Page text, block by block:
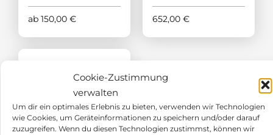
Cookie-Zustimmung
verwalten
Um dir ein optimales Erlebnis zu bieten, verwenden wir Technologien
wie Cookies, um Geräteinformationen zu speichern und/oder darauf
zuzugreifen. Wenn du diesen Technologien zustimmst, können wir
ab 150,00 € 652,00 €